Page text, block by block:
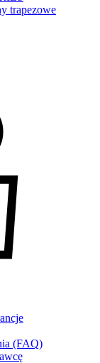
trapezowe
(FAQ)